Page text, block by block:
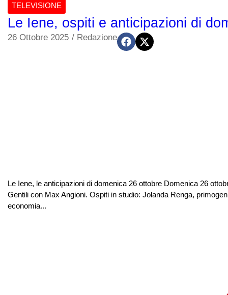
TELEVISIONE
Le Iene, ospiti e anticipazioni di
26 Ottobre 2025 / Redazione
Le Iene, le anticipazioni di domenica 26 ottobre Domenica 26
Gentili con Max Angioni. Ospiti in studio: Jolanda Renga,
economia...